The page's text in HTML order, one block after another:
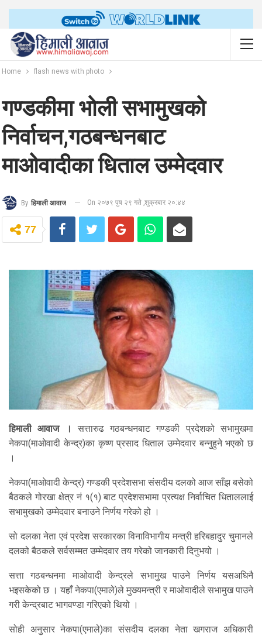
Home flash news with photo
गण्डकीमा भोली सभामुखको
निर्वाचन,गठबन्धनबाट
माओवादीका धिताल उम्मेदवार
By हिमाली आवाज On २०७९ पुष २९ गते ,शुक्रबार २०:४४
77
हिमाली आवाज ।
सत्तारुढ गठबन्धनबाट गण्डकी प्रदेशको सभामुखमा
नेकपा(माओवादी केन्द्र)का कृष्ण प्रसाद धिताल उम्मेदवार बन्नुहुने भएको छ
।
नेकपा(माओवादी केन्द्र) गण्डकी प्रदेशसभा संसदीय दलको आज साँझ बसेको
बैठकले गोरखा क्षेत्र नं १(१) बाट प्रदेशसभामा प्रत्यक्ष निर्वाचित धिताललाई
सभामुखको उम्मेदवार बनाउने निर्णय गरेको हो ।
सो दलका नेता एवं प्रदेश सरकारका विनाविभागीय मन्त्री हरिबहादुर चुमानले
दलको बैठकले सर्वसम्मत उम्मेदवार तय गरेको जानकारी दिनुभयो ।
सत्ता गठबन्धनमा माओवादी केन्द्रले सभामुख पाउने निर्णय यसअघिनै
भइसकेको छ । यहाँ नेकपा(एमाले)ले मुख्यमन्त्री र माओवादीले सभामुख पाउने
गरी केन्द्रबाट भागवण्डा गरिएको थियो ।
सोही अनुसार नेकपा(एमाले)का संसदीय दलका नेता खगराज अधिकारी